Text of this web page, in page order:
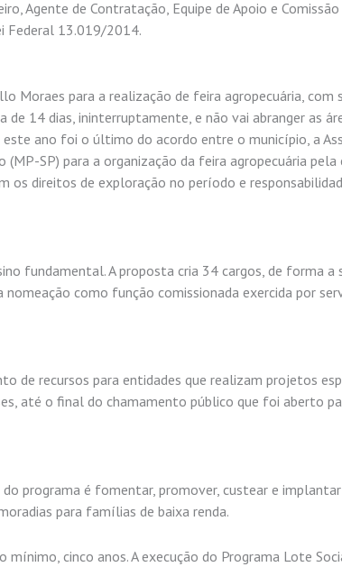
Agente de Contratação, Equipe de Apoio e Comissão
Federal 13.019/2014.
Moraes para a realização de feira agropecuária, com
14 dias, ininterruptamente, e não vai abranger as
ano foi o último do acordo entre o município, a
SP) para a organização da feira agropecuária pela
direitos de exploração no período e
fundamental. A proposta cria 34 cargos, de forma a
como função comissionada exercida por
de recursos para entidades que realizam projetos
até o final do chamamento público que foi aberto
do programa é fomentar, promover, custear e
para famílias de baixa renda.
cinco anos. A execução do Programa Lote